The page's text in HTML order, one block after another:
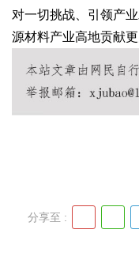
对一切挑战、引领产
源材料产业高地贡献
分享至 :